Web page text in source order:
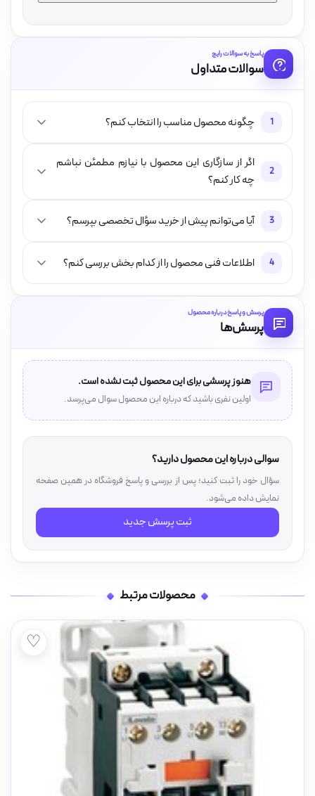
پاسخ به سوالات رایج
سوالات متداول
1 چگونه محصول مناسب را انتخاب کنم؟
2
اگر از سازگاری این محصول با نیازم مطمئن نباشم
چه کار کنم؟
3 آیا می‌توانم پیش از خرید سؤال تخصصی بپرسم؟
4 اطلاعات فنی محصول را از کدام بخش بررسی کنم؟
پرسش و پاسخ درباره محصول
پرسش‌ها
هنوز پرسشی برای این محصول ثبت نشده است.
اولین نفری باشید که درباره این محصول سوال می‌پرسد.
سوالی درباره این محصول دارید؟
سؤال خود را ثبت کنید؛ پس از بررسی و پاسخ فروشگاه در همین صفحه
نمایش داده می‌شود.
ثبت پرسش جدید
محصولات مرتبط
♡